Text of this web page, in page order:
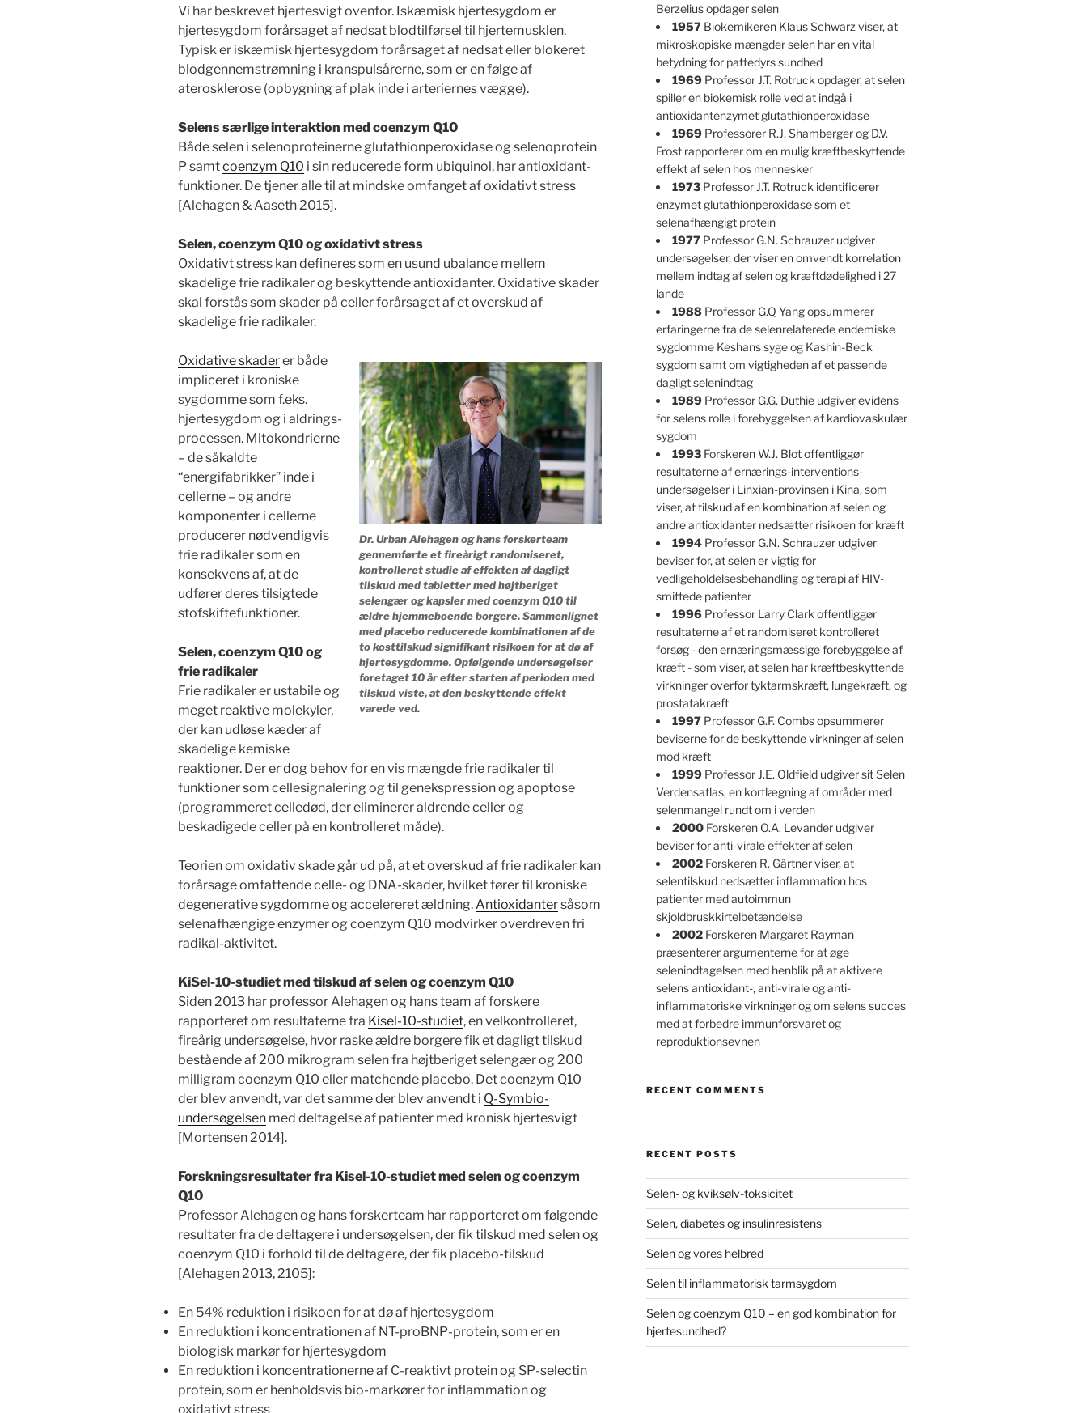
Vi har beskrevet hjertesvigt ovenfor. Iskæmisk hjertesygdom er
hjertesygdom forårsaget af nedsat blodtilførsel til hjertemusklen.
Typisk er iskæmisk hjertesygdom forårsaget af nedsat eller blokeret
blodgennemstrømning i kranspulsårerne, som er en følge af
aterosklerose (opbygning af plak inde i arteriernes vægge).
Selens særlige interaktion med coenzym Q10
Både selen i selenoproteinerne glutathionperoxidase og selenoprotein
P samtcoenzym Q10 i sin reducerede form ubiquinol, har antioxidant-
funktioner. De tjener alle til at mindske omfanget af oxidativt stress
[Alehagen & Aaseth 2015].
Selen, coenzym Q10 og oxidativt stress
Oxidativt stress kan defineres som en usund ubalance mellem
skadelige frie radikaler og beskyttende antioxidanter. Oxidative skader
skal forstås som skader på celler forårsaget af et overskud af
skadelige frie radikaler.
Dr. Urban Alehagen og hans forskerteam
gennemførte et fireårigt randomiseret,
kontrolleret studie af effekten af dagligt
tilskud med tabletter med højtberiget
selengær og kapsler med coenzym Q10 til
ældre hjemmeboende borgere. Sammenlignet
med placebo reducerede kombinationen af de
to kosttilskud signifikant risikoen for at dø af
hjertesygdomme. Opfølgende undersøgelser
foretaget 10 år efter starten af perioden med
tilskud viste, at den beskyttende effekt
varede ved.
Oxidative skaderer både
impliceret i kroniske
sygdomme som f.eks.
hjertesygdom og i aldrings-
processen. Mitokondrierne
– de såkaldte
“energifabrikker” inde i
cellerne – og andre
komponenter i cellerne
producerer nødvendigvis
frie radikaler som en
konsekvens af, at de
udfører deres tilsigtede
stofskiftefunktioner.
Selen, coenzym Q10 og
frie radikaler
Frie radikaler er ustabile og
meget reaktive molekyler,
der kan udløse kæder af
skadelige kemiske
reaktioner. Der er dog behov for en vis mængde frie radikaler til
funktioner som cellesignalering og til genekspression og apoptose
(programmeret celledød, der eliminerer aldrende celler og
beskadigede celler på en kontrolleret måde).
Teorien om oxidativ skade går ud på, at et overskud af frie radikaler kan
forårsage omfattende celle- og DNA-skader, hvilket fører til kroniske
degenerative sygdomme og accelereret ældning. Antioxidantersåsom
selenafhængige enzymer og coenzym Q10 modvirker overdreven fri
radikal-aktivitet.
KiSel-10-studiet med tilskud af selen og coenzym Q10
Siden 2013 har professor Alehagen og hans team af forskere
rapporteret om resultaterne fra Kisel-10-studiet, en velkontrolleret,
fireårig undersøgelse, hvor raske ældre borgere fik et dagligt tilskud
bestående af 200 mikrogram selen fra højtberiget selengær og 200
milligram coenzym Q10 eller matchende placebo. Det coenzym Q10
der blev anvendt, var det samme der blev anvendt i Q-Symbio-
undersøgelsen med deltagelse af patienter med kronisk hjertesvigt
[Mortensen 2014].
Forskningsresultater fra Kisel-10-studiet med selen og coenzym
Q10
Professor Alehagen og hans forskerteam har rapporteret om følgende
resultater fra de deltagere i undersøgelsen, der fik tilskud med selen og
coenzym Q10 i forhold til de deltagere, der fik placebo-tilskud
[Alehagen 2013, 2105]:
En 54% reduktion i risikoen for at dø af hjertesygdom
En reduktion i koncentrationen af NT-proBNP-protein, som er en
biologisk markør for hjertesygdom
En reduktion i koncentrationerne af C-reaktivt protein og SP-selectin
protein, som er henholdsvis bio-markører for inflammation og
oxidativt stress
Berzelius opdager selen
1957Biokemikeren Klaus Schwarz viser, at
mikroskopiske mængder selen har en vital
betydning for pattedyrs sundhed
1969Professor J.T. Rotruck opdager, at selen
spiller en biokemisk rolle ved at indgå i
antioxidantenzymet glutathionperoxidase
1969Professorer R.J. Shamberger og D.V.
Frost rapporterer om en mulig kræftbeskyttende
effekt af selen hos mennesker
1973Professor J.T. Rotruck identificerer
enzymet glutathionperoxidase som et
selenafhængigt protein
1977Professor G.N. Schrauzer udgiver
undersøgelser, der viser en omvendt korrelation
mellem indtag af selen og kræftdødelighed i 27
lande
1988 Professor G.Q Yang opsummerer
erfaringerne fra de selenrelaterede endemiske
sygdomme Keshans syge og Kashin-Beck
sygdom samt om vigtigheden af et passende
dagligt selenindtag
1989Professor G.G. Duthie udgiver evidens
for selens rolle i forebyggelsen af kardiovaskulær
sygdom
1993Forskeren W.J. Blot offentliggør
resultaterne af ernærings-interventions-
undersøgelser i Linxian-provinsen i Kina, som
viser, at tilskud af en kombination af selen og
andre antioxidanter nedsætter risikoen for kræft
1994Professor G.N. Schrauzer udgiver
beviser for, at selen er vigtig for
vedligeholdelsesbehandling og terapi af HIV-
smittede patienter
1996Professor Larry Clark offentliggør
resultaterne af et randomiseret kontrolleret
forsøg - den ernæringsmæssige forebyggelse af
kræft - som viser, at selen har kræftbeskyttende
virkninger overfor tyktarmskræft, lungekræft, og
prostatakræft
1997Professor G.F. Combs opsummerer
beviserne for de beskyttende virkninger af selen
mod kræft
1999Professor J.E. Oldfield udgiver sit Selen
Verdensatlas, en kortlægning af områder med
selenmangel rundt om i verden
2000Forskeren O.A. Levander udgiver
beviser for anti-virale effekter af selen
2002Forskeren R. Gärtner viser, at
selentilskud nedsætter inflammation hos
patienter med autoimmun
skjoldbruskkirtelbetændelse
2002Forskeren Margaret Rayman
præsenterer argumenterne for at øge
selenindtagelsen med henblik på at aktivere
selens antioxidant-, anti-virale og anti-
inflammatoriske virkninger og om selens succes
med at forbedre immunforsvaret og
reproduktionsevnen
RECENT COMMENTS
RECENT POSTS
Selen- og kviksølv-toksicitet
Selen, diabetes og insulinresistens
Selen og vores helbred
Selen til inflammatorisk tarmsygdom
Selen og coenzym Q10 – en god kombination for
hjertesundhed?